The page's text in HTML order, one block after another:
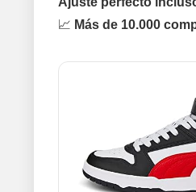
📈 Más de 10.000